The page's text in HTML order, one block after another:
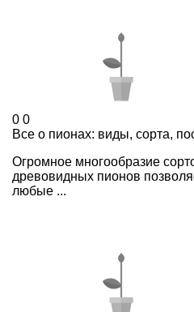
0 0
Все о пионах: виды, сорта,
Огромное многообразие
древовидных пионов
любые ...